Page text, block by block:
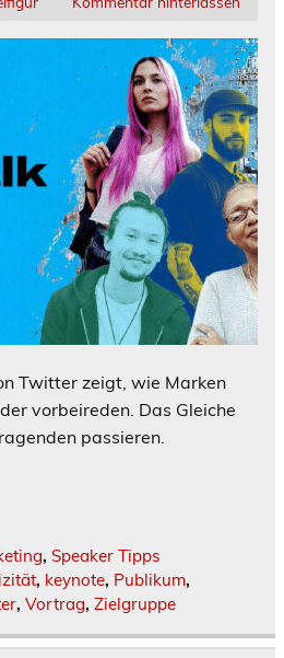
Twitter zeigt, wie Marken
vorbeireden. Das Gleiche
passieren.
, Speaker Tipps
, keynote, Publikum,
, Vortrag, Zielgruppe